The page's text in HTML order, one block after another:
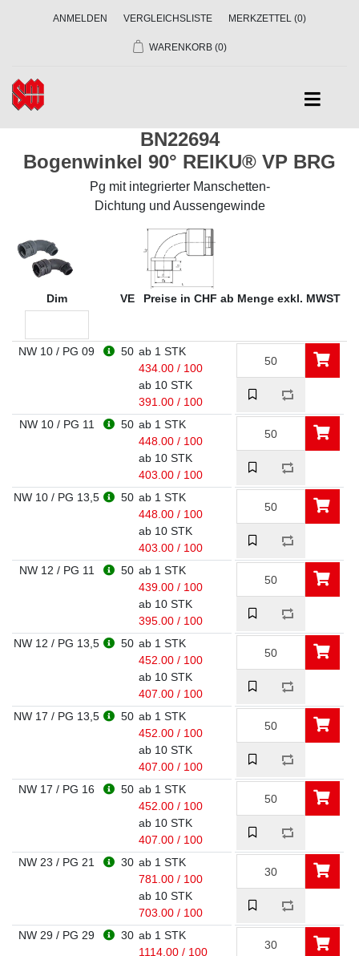
ANMELDEN VERGLEICHSLISTE MERKZETTEL (0)
WARENKORB (0)
BN22694
Bogenwinkel 90° REIKU® VP BRG
Pg mit integrierter Manschetten-
Dichtung und Aussengewinde
Dim VE Preise in CHF ab Menge exkl. MWST
NW 10 / PG 09 50 ab 1 STK
434.00 / 100
ab 10 STK
391.00 / 100
NW 10 / PG 11
50 ab 1 STK
448.00 / 100
ab 10 STK
403.00 / 100
NW 10 / PG 13,5
50 ab 1 STK
448.00 / 100
ab 10 STK
403.00 / 100
NW 12 / PG 11
50 ab 1 STK
439.00 / 100
ab 10 STK
395.00 / 100
NW 12 / PG 13,5
50 ab 1 STK
452.00 / 100
ab 10 STK
407.00 / 100
NW 17 / PG 13,5
50 ab 1 STK
452.00 / 100
ab 10 STK
407.00 / 100
NW 17 / PG 16
50 ab 1 STK
452.00 / 100
ab 10 STK
407.00 / 100
NW 23 / PG 21
30 ab 1 STK
781.00 / 100
ab 10 STK
703.00 / 100
NW 29 / PG 29
30 ab 1 STK
1114.00 / 100